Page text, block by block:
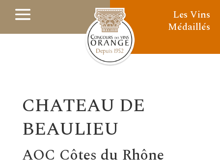
Les Vins
Médaillés
CHATEAU DE
BEAULIEU
AOC Côtes du Rhône